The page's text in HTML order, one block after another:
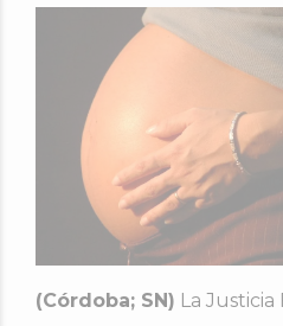
(Córdoba; SN) La